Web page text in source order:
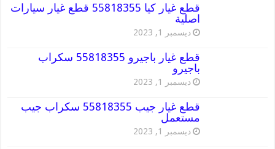
قطع غيار كيا 55818355 قطع غيار سيارات
اصلية
ديسمبر 1, 2023
قطع غيار باجيرو 55818355 سكراب
باجيرو
ديسمبر 1, 2023
قطع غيار جيب 55818355 سكراب جيب
مستعمل
ديسمبر 1, 2023